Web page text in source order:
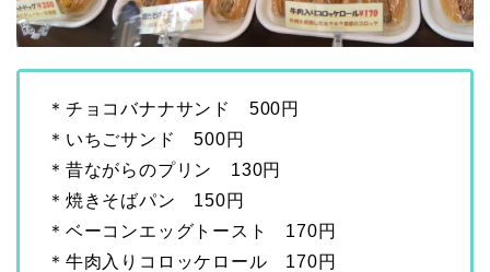
＊チョコバナナサンド 500円
＊いちごサンド 500円
＊昔ながらのプリン 130円
＊焼きそばパン 150円
＊ベーコンエッグトースト 170円
＊牛肉入りコロッケロール 170円